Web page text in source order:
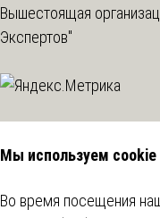
Вышестоящая
Экспертов"
Мы используем cookie
Во время посещения